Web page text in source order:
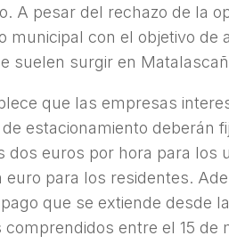
A pesar del rechazo de la
municipal con el objetivo
suelen surgir en
que las empresas
estacionamiento deberán
dos euros por hora para los
euro para los residentes.
que se extiende desde
entre el 15 de